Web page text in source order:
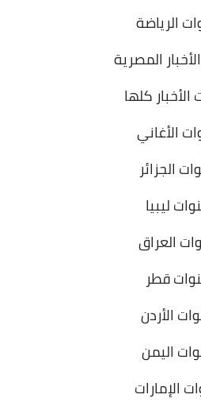
الرياضة
المصرية
كلها
الأغاني
الجزائر
ليبيا
العراق
قطر
الأردن
اليمن
الإمارات